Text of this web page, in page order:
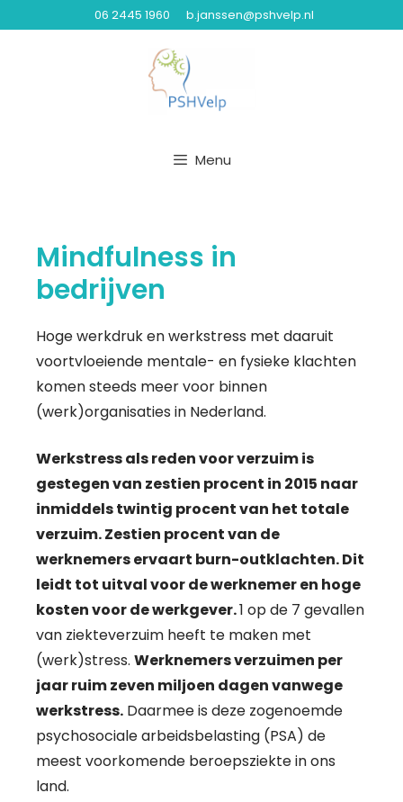
06 2445 1960 b.janssen@pshvelp.nl
Menu
Mindfulness in
bedrijven
Hoge werkdruk en werkstress met daaruit
voortvloeiende mentale- en fysieke klachten
komen steeds meer voor binnen
(werk)organisaties in Nederland.
Werkstress als reden voor verzuim is
gestegen van zestien procent in 2015 naar
inmiddels twintig procent van het totale
verzuim. Zestien procent van de
werknemers ervaart burn-outklachten. Dit
leidt tot uitval voor de werknemer en hoge
kosten voor de werkgever.1 op de 7 gevallen
van ziekteverzuim heeft te maken met
(werk)stress. Werknemers verzuimen per
jaar ruim zeven miljoen dagen vanwege
werkstress. Daarmee is deze zogenoemde
psychosociale arbeidsbelasting (PSA) de
meest voorkomende beroepsziekte in ons
land.